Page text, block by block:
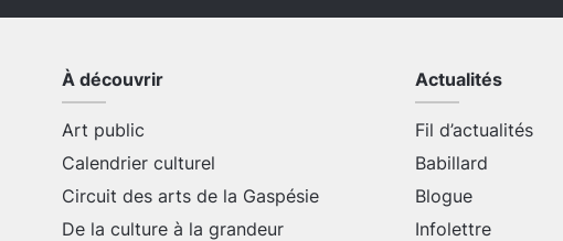
À découvrir
Art public
Calendrier culturel
Circuit des arts de la Gaspésie
De la culture à la grandeur
Actualités
Fil d’actualités
Babillard
Blogue
Infolettre